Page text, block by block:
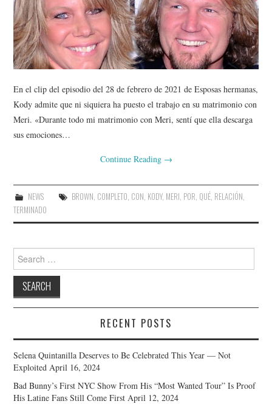
En el clip del episodio del 28 de febrero de 2021 de Esposas hermanas,
Kody admite que ni siquiera ha puesto el trabajo en su matrimonio con
Meri. «Durante todo mi matrimonio con Meri, sentí que ella descarga
sus emociones…
Continue Reading →
NEWS BROWN, COMPLETO, CON, KODY, MERI, POR, QUÉ, RELACIÓN,
TERMINADO
Search
for:
RECENT POSTS
Selena Quintanilla Deserves to Be Celebrated This Year — Not
Exploited April 16, 2024
Bad Bunny’s First NYC Show From His “Most Wanted Tour” Is Proof
His Latine Fans Still Come First April 12, 2024